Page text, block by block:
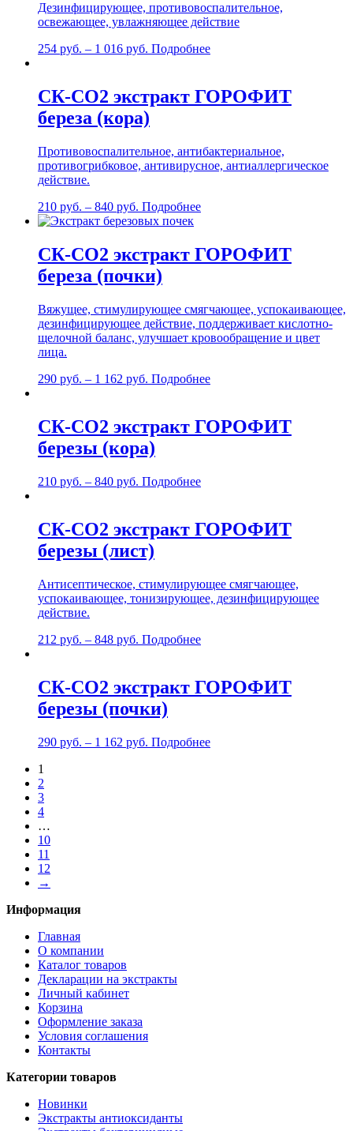
Дезинфицирующее, противовоспалительное,
освежающее, увлажняющее действие
254 руб. – 1 016 руб. Подробнее
СК-СО2 экстракт ГОРОФИТ
береза (кора)
Противовоспалительное, антибактериальное,
противогрибковое, антивирусное, антиаллергическое
действие.
210 руб. – 840 руб. Подробнее
СК-СО2 экстракт ГОРОФИТ
береза (почки)
Вяжущее, стимулирующее смягчающее, успокаивающее,
дезинфицирующее действие, поддерживает кислотно-
щелочной баланс, улучшает кровообращение и цвет
лица.
290 руб. – 1 162 руб. Подробнее
СК-СО2 экстракт ГОРОФИТ
березы (кора)
210 руб. – 840 руб. Подробнее
СК-СО2 экстракт ГОРОФИТ
березы (лист)
Антисептическое, стимулирующее смягчающее,
успокаивающее, тонизирующее, дезинфицирующее
действие.
212 руб. – 848 руб. Подробнее
СК-СО2 экстракт ГОРОФИТ
березы (почки)
290 руб. – 1 162 руб. Подробнее
1
2
3
4
…
10
11
12
→
Информация
Главная
О компании
Каталог товаров
Декларации на экстракты
Личный кабинет
Корзина
Оформление заказа
Условия соглашения
Контакты
Категории товаров
Новинки
Экстракты антиоксиданты